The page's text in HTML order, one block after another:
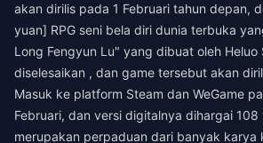
akan dirilis pada 1 Februari tahun depan,
yuan] RPG seni bela diri dunia terbuka
Long Fengyun Lu" yang dibuat oleh Heluo
diselesaikan , dan game tersebut akan
Masuk ke platform Steam dan WeGame
Februari, dan versi digitalnya dihargai 108
merupakan perpaduan dari banyak karya